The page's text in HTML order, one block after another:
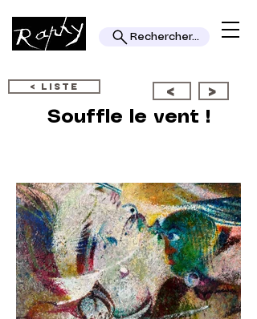
Rechercher...
< LISTE < >
Souffle le vent !